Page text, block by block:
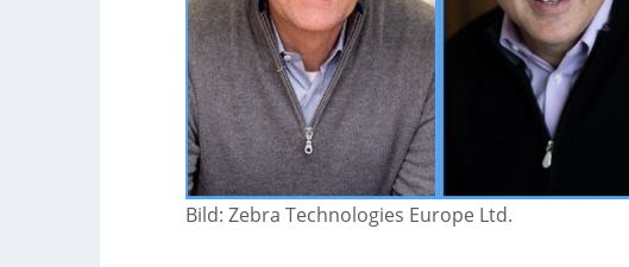
Bild: Zebra Technologies Europe Ltd.